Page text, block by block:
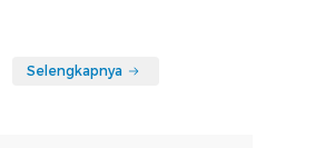
Selengkapnya